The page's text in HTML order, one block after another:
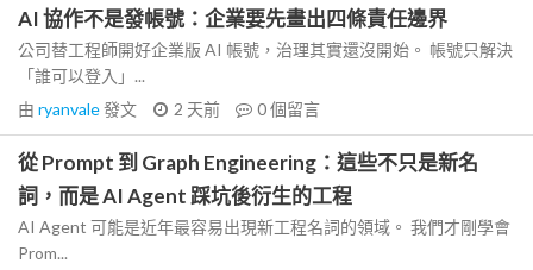
AI 協作不是發帳號：企業要先畫出四條責任邊界
公司替工程師開好企業版 AI 帳號，治理其實還沒開始。 帳號只解決
「誰可以登入」...
由 ryanvale發文 2 天前 0個留言
從 Prompt 到 Graph Engineering：這些不只是新名
詞，而是 AI Agent 踩坑後衍生的工程
AI Agent 可能是近年最容易出現新工程名詞的領域。 我們才剛學會
Prom...